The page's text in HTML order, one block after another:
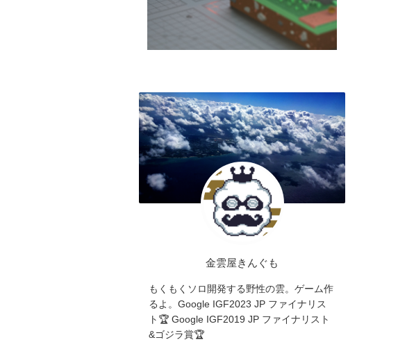
金雲屋きんぐも
もくもくソロ開発する野性の雲。ゲーム作
るよ。Google IGF2023 JP ファイナリス
ト🏆 Google IGF2019 JP ファイナリスト
&ゴジラ賞🏆